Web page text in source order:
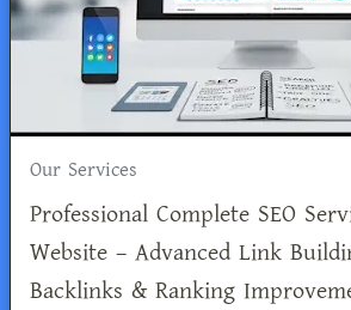
Our Services
Professional Complete SEO
Website – Advanced Link
Backlinks & Ranking